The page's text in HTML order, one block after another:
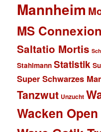
Mannheim
MS Connexion
Saltatio Mortis
Stahlmann Statistik
Super Schwarzes
Tanzwut Unzucht
Wacken